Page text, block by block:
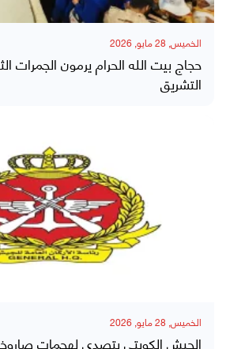
الخميس, 28 مايو, 2026
حجاج بيت الله الحرام يرمون الجمرات
التشريق
الخميس, 28 مايو, 2026
الجيش الكويتي يتصدى لهجمات